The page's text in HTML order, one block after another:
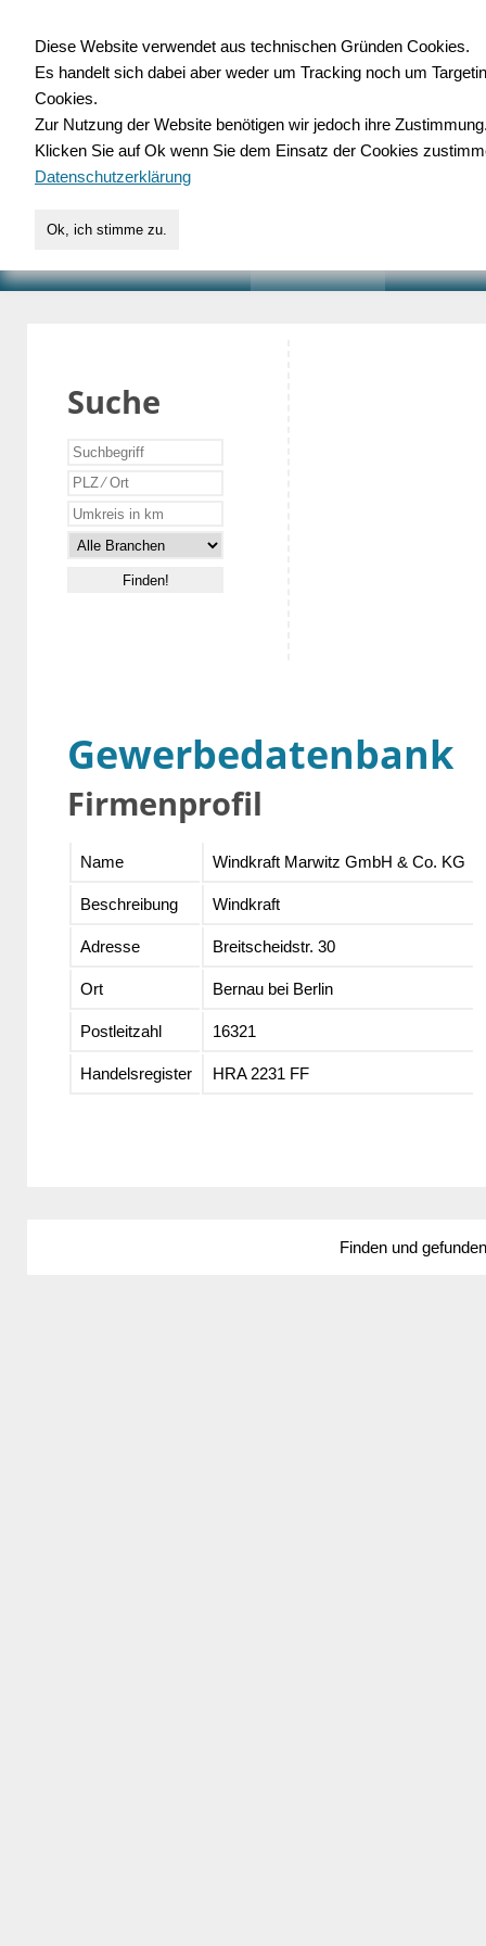
für Handwerk,
Suche
Gewerbedatenbank
Firmenprofil
Name Windkraft Marwitz GmbH & Co. KG
Beschreibung Windkraft
Adresse Breitscheidstr. 30
Ort Bernau bei Berlin
Postleitzahl 16321
Handelsregister HRA 2231 FF
Finden und
Diese Website verwendet aus technischen Gründen Cookies.
Es handelt sich dabei aber weder um Tracking noch um
Cookies.
Zur Nutzung der Website benötigen wir jedoch ihre
Klicken Sie auf Ok wenn Sie dem Einsatz der Cookies
Datenschutzerklärung
Ok, ich stimme zu.